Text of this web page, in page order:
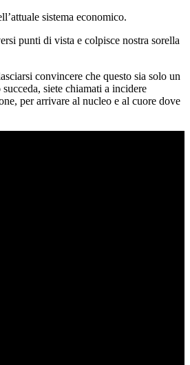
sistema economico.
punti di vista e colpisce nostra sorella
convincere che questo sia solo un
siete chiamati a incidere
per arrivare al nucleo e al cuore dove